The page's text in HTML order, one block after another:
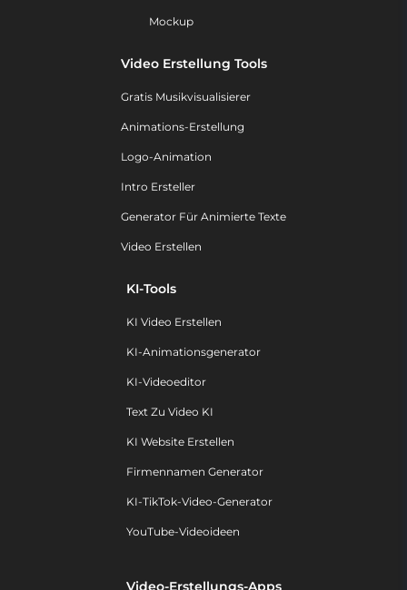
Mockup
Video Erstellung Tools
Gratis Musikvisualisierer
Animations-Erstellung
Logo-Animation
Intro Ersteller
Generator Für Animierte Texte
Video Erstellen
KI-Tools
KI Video Erstellen
KI-Animationsgenerator
KI-Videoeditor
Text Zu Video KI
KI Website Erstellen
Firmennamen Generator
KI-TikTok-Video-Generator
YouTube-Videoideen
Video-Erstellungs-Apps